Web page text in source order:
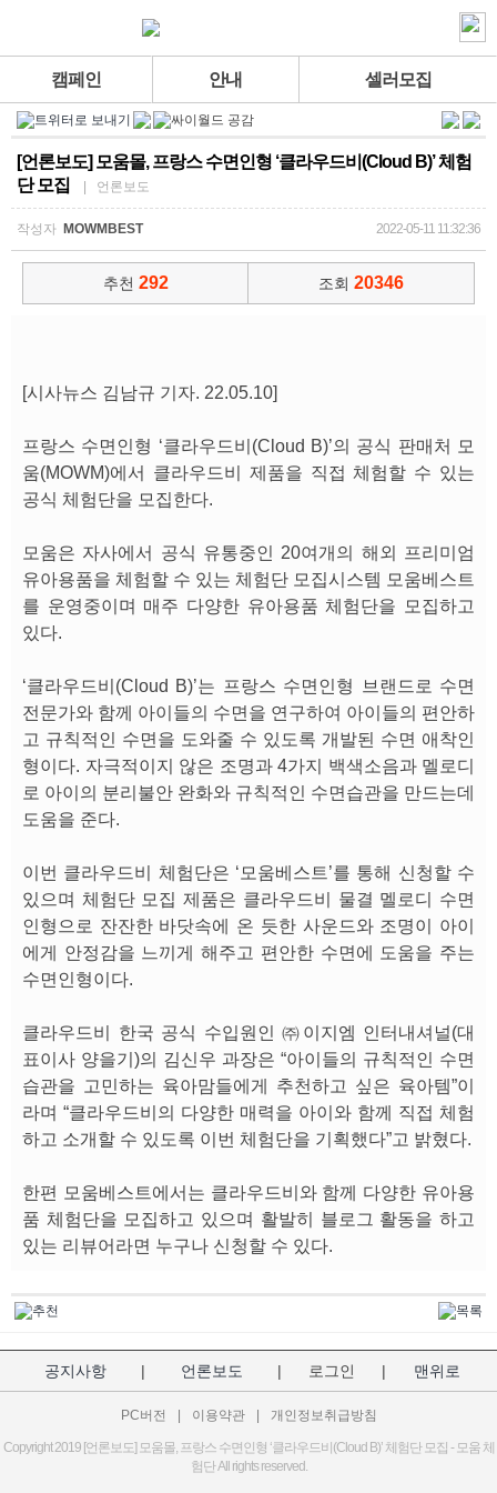
캠페인 안내 셀러모집
[언론보도] 모움몰, 프랑스 수면인형 ‘클라우드비(Cloud B)’ 체험
단 모집
| 언론보도
작성자 MOWMBEST 2022-05-11 11:32:36
추천 292 조회 20346
[시사뉴스 김남규 기자. 22.05.10]
프랑스 수면인형 ‘클라우드비(Cloud B)’의 공식 판매처 모
움(MOWM)에서 클라우드비 제품을 직접 체험할 수 있는
공식 체험단을 모집한다.
모움은 자사에서 공식 유통중인 20여개의 해외 프리미엄
유아용품을 체험할 수 있는 체험단 모집시스템 모움베스트
를 운영중이며 매주 다양한 유아용품 체험단을 모집하고
있다.
‘클라우드비(Cloud B)’는 프랑스 수면인형 브랜드로 수면
전문가와 함께 아이들의 수면을 연구하여 아이들의 편안하
고 규칙적인 수면을 도와줄 수 있도록 개발된 수면 애착인
형이다. 자극적이지 않은 조명과 4가지 백색소음과 멜로디
로 아이의 분리불안 완화와 규칙적인 수면습관을 만드는데
도움을 준다.
이번 클라우드비 체험단은 ‘모움베스트’를 통해 신청할 수
있으며 체험단 모집 제품은 클라우드비 물결 멜로디 수면
인형으로 잔잔한 바닷속에 온 듯한 사운드와 조명이 아이
에게 안정감을 느끼게 해주고 편안한 수면에 도움을 주는
수면인형이다.
클라우드비 한국 공식 수입원인 ㈜이지엠 인터내셔널(대
표이사 양을기)의 김신우 과장은 “아이들의 규칙적인 수면
습관을 고민하는 육아맘들에게 추천하고 싶은 육아템”이
라며 “클라우드비의 다양한 매력을 아이와 함께 직접 체험
하고 소개할 수 있도록 이번 체험단을 기획했다”고 밝혔다.
한편 모움베스트에서는 클라우드비와 함께 다양한 유아용
품 체험단을 모집하고 있으며 활발히 블로그 활동을 하고
있는 리뷰어라면 누구나 신청할 수 있다.
공지사항 | 언론보도 | 로그인 | 맨위로
PC버전 이용약관 개인정보취급방침
Copyright 2019 [언론보도] 모움몰, 프랑스 수면인형 ‘클라우드비(Cloud B)’ 체험단 모집 - 모움 체
험단 All rights reserved.